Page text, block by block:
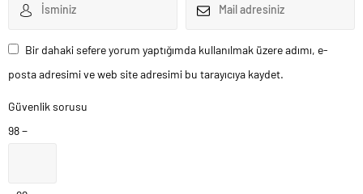
Bir dahaki sefere yorum yaptığımda kullanılmak üzere adımı, e-
posta adresimi ve web site adresimi bu tarayıcıya kaydet.
Güvenlik sorusu
98 −